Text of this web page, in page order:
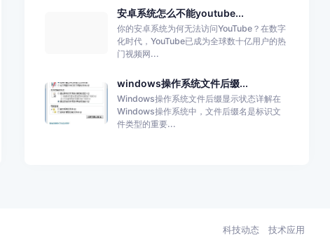
安卓系统怎么不能youtube...
你的安卓系统为何无法访问YouTube？在数字
化时代，YouTube已成为全球数十亿用户的热
门视频网...
windows操作系统文件后缀...
Windows操作系统文件后缀显示状态详解在
Windows操作系统中，文件后缀名是标识文
件类型的重要...
科技动态 技术应用